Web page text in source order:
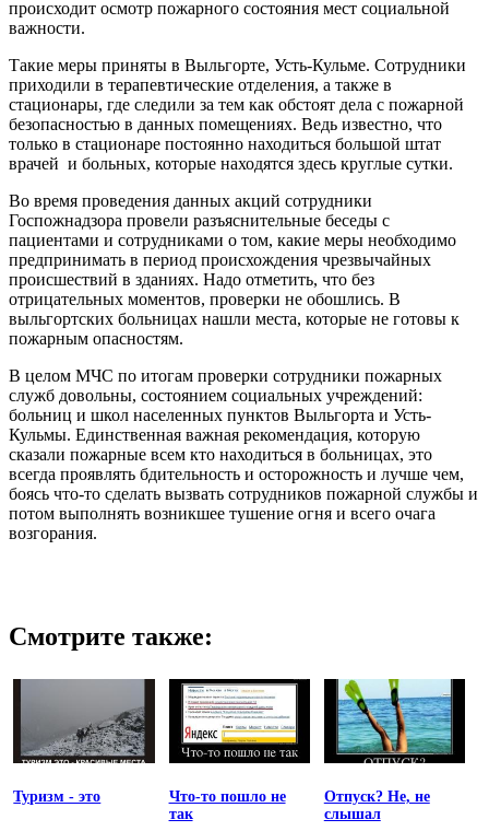
происходит осмотр пожарного состояния мест социальной
важности.
Такие меры приняты в Выльгорте, Усть-Кульме. Сотрудники
приходили в терапевтические отделения, а также в
стационары, где следили за тем как обстоят дела с пожарной
безопасностью в данных помещениях. Ведь известно, что
только в стационаре постоянно находиться большой штат
врачей и больных, которые находятся здесь круглые сутки.
Во время проведения данных акций сотрудники
Госпожнадзора провели разъяснительные беседы с
пациентами и сотрудниками о том, какие меры необходимо
предпринимать в период происхождения чрезвычайных
происшествий в зданиях. Надо отметить, что без
отрицательных моментов, проверки не обошлись. В
выльгортских больницах нашли места, которые не готовы к
пожарным опасностям.
В целом МЧС по итогам проверки сотрудники пожарных
служб довольны, состоянием социальных учреждений:
больниц и школ населенных пунктов Выльгорта и Усть-
Кульмы. Единственная важная рекомендация, которую
сказали пожарные всем кто находиться в больницах, это
всегда проявлять бдительность и осторожность и лучше чем,
боясь что-то сделать вызвать сотрудников пожарной службы и
потом выполнять возникшее тушение огня и всего очага
возгорания.
Смотрите также:
Туризм - это
Что-то пошло не
так
Отпуск? Не, не
слышал